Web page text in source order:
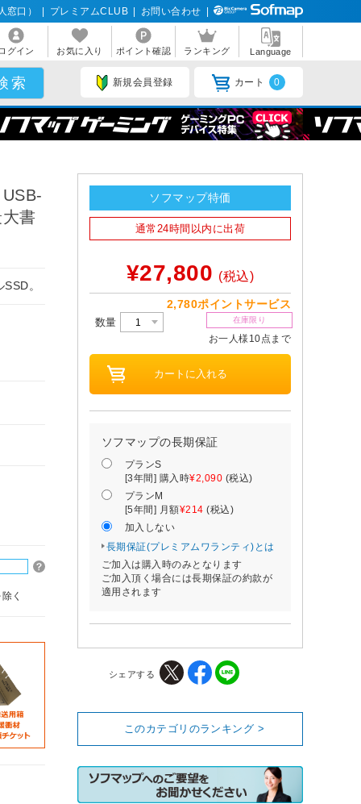
窓口） プレミアムCLUB お問い合わせ
グイン お気に入り ポイント確認 ランキング Language
新規会員登録 カート 0
書
。
く
ソフマップ特価
通常24時間以内に出荷
¥27,800 (税込)
2,780ポイントサービス
数量 在庫限り
お一人様10点まで
ソフマップの長期保証
プランS
[3年間] 購入時¥2,090 (税込)
プランM
[5年間] 月額¥214 (税込)
加入しない
長期保証(プレミアムワランティ)とは
ご加入は購入時のみとなります
ご加入頂く場合には長期保証の約款が
適用されます
シェアする
このカテゴリのランキング >